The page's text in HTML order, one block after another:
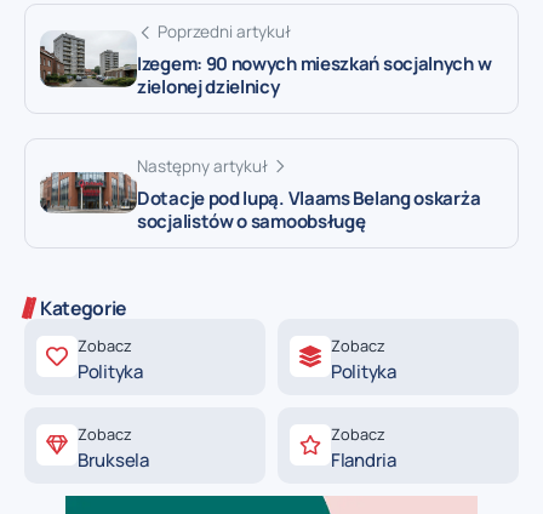
Poprzedni artykuł
Izegem: 90 nowych mieszkań socjalnych w
zielonej dzielnicy
Następny artykuł
Dotacje pod lupą. Vlaams Belang oskarża
socjalistów o samoobsługę
Kategorie
Zobacz
Polityka
Zobacz
Polityka
Zobacz
Bruksela
Zobacz
Flandria